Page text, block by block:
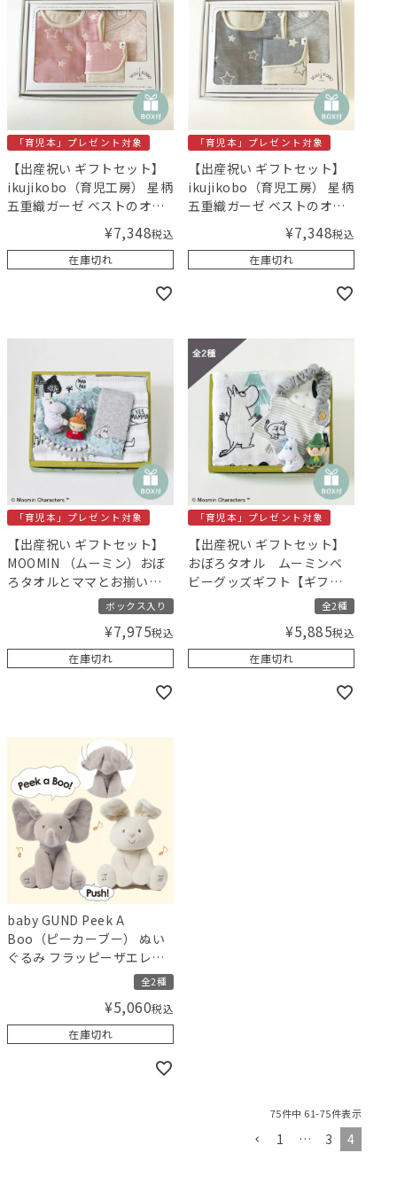
「育児本」プレゼント対象
【出産祝い ギフトセット】
ikujikobo（育児工房） 星柄
五重織ガーゼ ベストのオー
ガニックギフト ピンク
（50-70cm）【ギフトボッ
クス入り】／Amingオリジ
¥7,348税込
在庫切れ
「育児本」プレゼント対象
【出産祝い ギフトセット】
ikujikobo（育児工房） 星柄
五重織ガーゼ ベストのオー
ガニックギフト グレー
（50-70cm）【ギフトボッ
クス入り】／Amingオリジ
¥7,348税込
在庫切れ
「育児本」プレゼント対象
【出産祝い ギフトセット】
MOOMIN （ムーミン）おぼ
ろタオルとママとお揃いス
タイ＆ベルトカバーセット
（ブルーム柄/ミント）【ギ
フトボックス入り】／
Amingオリジナルセット
ボックス入り
¥7,975税込
在庫切れ
「育児本」プレゼント対象
【出産祝い ギフトセット】
おぼろタオル ムーミンベ
ビーグッズギフト【ギフト
ボックス入り】／Amingオ
全2種
¥5,885税込
在庫切れ
baby GUND Peek A
Boo（ピーカーブー） ぬい
ぐるみ フラッピーザエレフ
ァント／フローラバニー全2種
¥5,060税込
在庫切れ
75件中 61-75件表示
1 … 3 4